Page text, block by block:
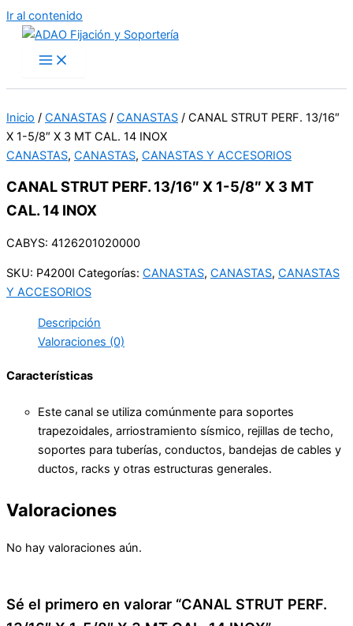
Ir al contenido
Inicio / CANASTAS / CANASTAS / CANAL STRUT PERF. 13/16″
X 1-5/8″ X 3 MT CAL. 14 INOX
CANASTAS, CANASTAS, CANASTAS Y ACCESORIOS
CANAL STRUT PERF. 13/16″ X 1-5/8″ X 3 MT
CAL. 14 INOX
CABYS: 4126201020000
SKU: P4200I Categorías: CANASTAS, CANASTAS, CANASTAS
Y ACCESORIOS
Descripción
Valoraciones (0)
Características
Este canal se utiliza comúnmente para soportes
trapezoidales, arriostramiento sísmico, rejillas de techo,
soportes para tuberías, conductos, bandejas de cables y
ductos, racks y otras estructuras generales.
Valoraciones
No hay valoraciones aún.
Sé el primero en valorar “CANAL STRUT PERF.